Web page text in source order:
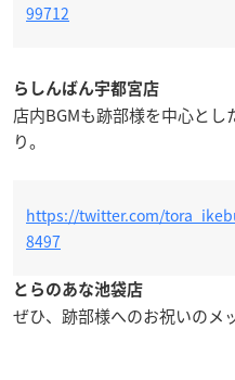
99712
らしんばん宇都宮店
店内BGMも跡部様を中心と
り。
https://twitter.com/
8497
とらのあな池袋店
ぜひ、跡部様へのお祝いのメ